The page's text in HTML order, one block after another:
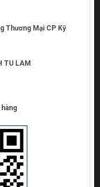
Thương Mại CP Kỹ
TU LAM